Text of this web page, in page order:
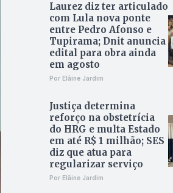
Laurez diz ter articulado
com Lula nova ponte
entre Pedro Afonso e
Tupirama; Dnit anuncia
edital para obra ainda
em agosto
Por Elâine Jardim
Justiça determina
reforço na obstetrícia
do HRG e multa Estado
em até R$ 1 milhão; SES
diz que atua para
regularizar serviço
Por Elâine Jardim